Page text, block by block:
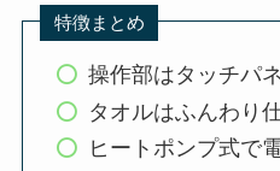
特徴まとめ
操作部はタッチパ
タオルはふんわり
ヒートポンプ式で